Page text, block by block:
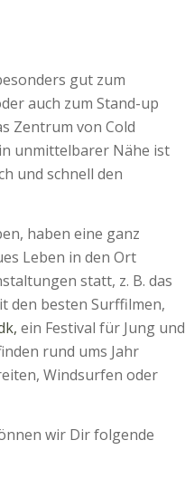
gut zum
auch zum Stand-up
Zentrum von Cold
unmittelbarer Nähe ist
und schnell den
haben eine ganz
Leben in den Ort
statt, z. B. das
den besten Surffilmen,
ein Festival für Jung und
rund ums Jahr
Windsurfen oder
wir Dir folgende